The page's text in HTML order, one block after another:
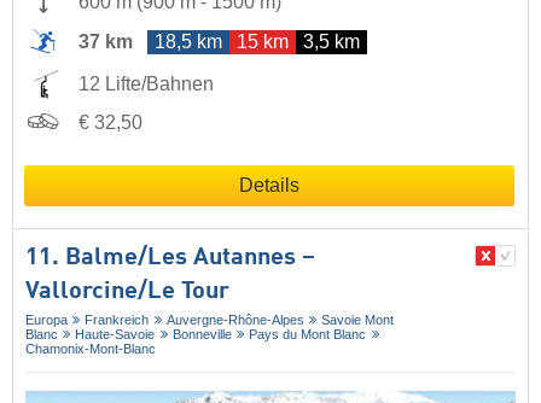
37 km
18,5 km 15 km 3,5 km
12 Lifte/Bahnen
€ 32,50
Details
11. Balme/​Les Autannes –
Vallorcine/​Le Tour
Europa Frankreich Auvergne-Rhône-Alpes
Savoie Mont
Blanc
Haute-Savoie Bonneville
Pays du Mont Blanc
Chamonix-Mont-Blanc